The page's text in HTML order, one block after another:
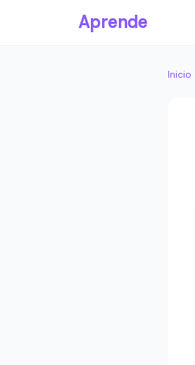
Aprende
Inicio